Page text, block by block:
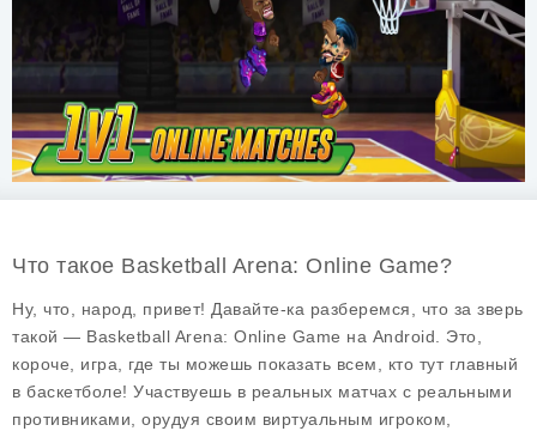
Что такое Basketball Arena: Online Game?
Ну, что, народ, привет! Давайте-ка разберемся, что за зверь
такой — Basketball Arena: Online Game на Android. Это,
короче, игра, где ты можешь показать всем, кто тут главный
в баскетболе! Участвуешь в реальных матчах с реальными
противниками, орудуя своим виртуальным игроком,